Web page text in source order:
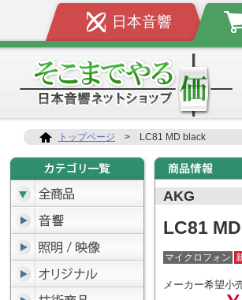
日本音響
トップページ > LC81 MD black
AKG
LC81
マイクロフォン
メーカー希望小